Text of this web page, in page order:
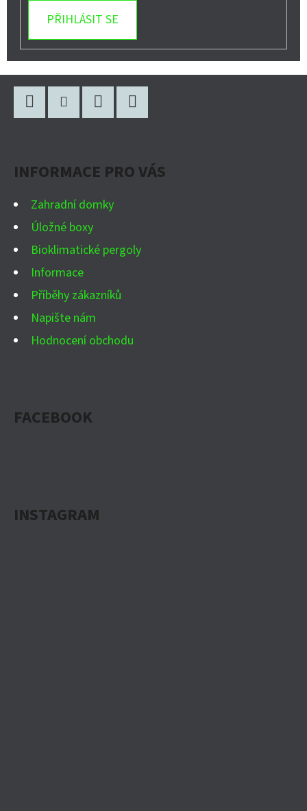
PŘIHLÁSIT SE
INFORMACE PRO VÁS
Zahradní domky
Úložné boxy
Bioklimatické pergoly
Informace
Příběhy zákazníků
Napište nám
Hodnocení obchodu
FACEBOOK
INSTAGRAM